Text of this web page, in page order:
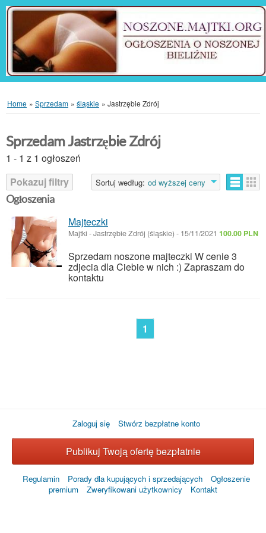
Home » Sprzedam » śląskie » Jastrzębie Zdrój
Sprzedam Jastrzębie Zdrój
1 - 1 z 1 ogłoszeń
Pokazuj filtry
Sortuj według: od wyższej ceny
Ogłoszenia
Majteczki
Majtki -Jastrzębie Zdrój (śląskie) - 15/11/2021 100.00 PLN
Sprzedam noszone majteczki W cenie 3
zdjecia dla Ciebie w nich :) Zapraszam do
kontaktu
1
Zaloguj się Stwórz bezpłatne konto
Publikuj Twoją ofertę bezpłatnie
Regulamin Porady dla kupujących i sprzedających
Ogłoszenie
premium
Zweryfikowani użytkownicy Kontakt